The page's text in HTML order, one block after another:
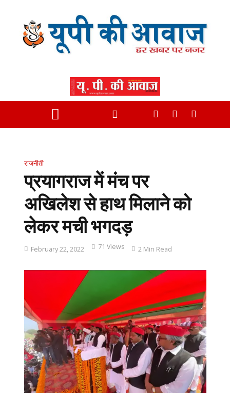
राजनीती
प्रयागराज में मंच पर
अखिलेश से हाथ मिलाने को
लेकर मची भगदड़
February 22, 2022 71 Views 2 Min Read